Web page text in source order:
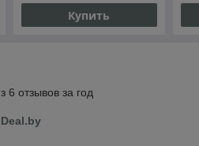
Купить
6 отзывов за год
Deal.by